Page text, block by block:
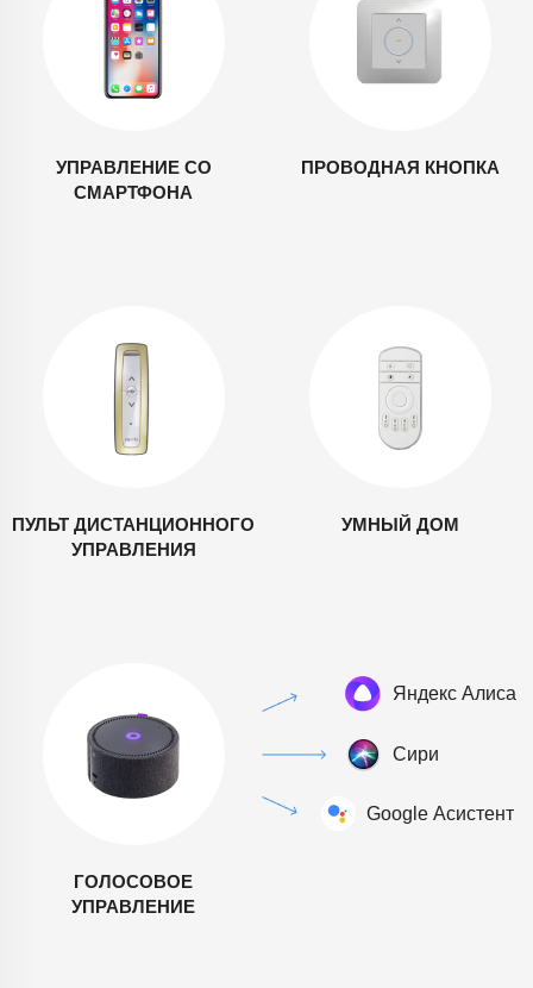
УПРАВЛЕНИЕ СО
СМАРТФОНА
ПРОВОДНАЯ КНОПКА
ПУЛЬТ ДИСТАНЦИОННОГО
УПРАВЛЕНИЯ
ГОЛОСОВОЕ
УПРАВЛЕНИЕ
УМНЫЙ ДОМ